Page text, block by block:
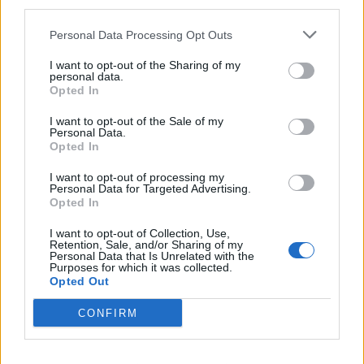
Personal Data Processing Opt Outs
I want to opt-out of the Sharing of my
personal data.
Opted In
I want to opt-out of the Sale of my
Personal Data.
Opted In
I want to opt-out of processing my
Personal Data for Targeted Advertising.
Opted In
I want to opt-out of Collection, Use,
Retention, Sale, and/or Sharing of my
Personal Data that Is Unrelated with the
Purposes for which it was collected.
Opted Out
CONFIRM
Είναι άλλη συζήτηση το τι πρέπει να κάνουμε
και πώς πρέπει να διαχειριστούμε το πλάσμα
κατά πολύ τις ανάγκες μας για την θεραπεία
των ασθενών μας και άλλο το φερόμενο ως
περισσότερο κείμενο ατόμου παρά η
πεποίθηση του Υπουργείου Υγείας.
Οι ίδιες πληροφορίες αναφέρουν ότι
προβλέπεται Ανεξάρτητη Αρχή Αίματος.
Θεωρείται ότι το ΕΚΕΑ αποδυναμώνεται έτσι;
Επιτρέψτε μου να σας υπενθυμίσω κάτι πολύ